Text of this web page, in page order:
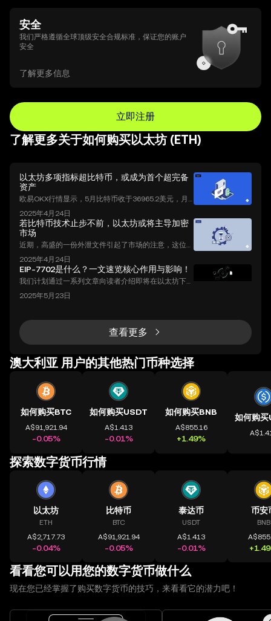
安全
我们严格遵循全球顶级安全合规标准，保证您的账户
安全
了解更多信息
立即注册
了解更多关于如何购买以太坊 (ETH)
以太坊多项指标超比特币，或成为首个超完备
资产
欧易OKX行情显示，5月比特币收于36965.2美元，月
跌幅35.31%，振幅53.45%，与此相比，市值第二的以
太坊，5月收盘价为2637.93美元，月跌幅仅3.59%，
但振幅却有96.61%。 出现这一现象的原因有二，首先
以太坊在月初与比特币“脱钩”，币价表现强势，一路走
高并于5月12日触达4371.96美元的历史高点，其次是
加密货币在5月中下旬接连下跌，市场信心缺乏，众多
山寨一泻千里，以太坊
2025年4月24日
若比特币技术止步不前，以太坊或将主导加密
市场
近期，高盛的一份外泄文件引起了市场的注意，这位华
尔街巨头在一份名为《全球宏观研究》的报告内给予了
以太坊高度评价，认为从真实用途、用户基数、技术迭
代速度等多方因素下，以太坊有望取代比特币的加密市
场主导地位。 就在4日前，以太坊的联合创始人Vitalik
Buterin在接受采访时也表示如果比特币的技术一成不
2025年4月24日
EIP-7702是什么？一文速览核心作用与影响！
我们计划通过一系列文章向读者介绍即将在以太坊下一
个重要升级中激活的 EIP-7702 提案，并探讨该提案将
会如何影响未来智能账户的功能设计与安全考量。 预
坊生态的又一个重要里程碑。作为智能合约开发者，我
们对本次升级中即将激活的 EIP-7702 提案充满期待。
EIP-7702 定义了一种全新的交易类型，即 “Set Code
2025年5月23日
查看更多
澳大利亚 用户的其他热门币种选择
如何购买BTC
A$91,921.94
-0.05%
如何购买USDT
A$1.413
-0.01%
如何购买BNB
A$855.16
+1.49%
探索数字货币行情
以太坊
ETH
A$2,717.73
-0.04%
比特币
BTC
A$91,921.94
-0.05%
泰达币
USDT
A$1.413
-0.01%
币安
BNB
看看您可以用您的数字货币做什么
现在您已经掌握了购买数字货币的技巧，来看看它的潜力吧！